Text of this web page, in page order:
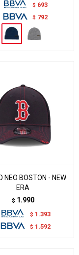
$ 693
$ 792
NEO BOSTON - NEW
ERA
$ 1.990
$ 1.393
$ 1.592